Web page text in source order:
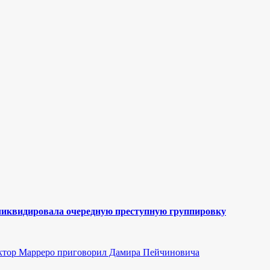
очередную преступную группировку